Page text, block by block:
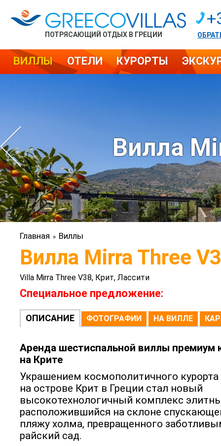
ПОТРЯСАЮЩИЙ ОТДЫХ В ГРЕЦИИ
ВИЛЛЫ ОТЕЛИ КУРОРТЫ
Вилла
Главная » Виллы
Вилла Mirra Three
Villa Mirra Three V38, Крит, Лассити
Специальное предложение:
ОПИСАНИЕ ФОТОГРАФИИ НА ВИЛЛЕ
Аренда шестиспальной виллы премиум
на Крите
Украшением космополитичного
на острове Крит в Греции стал новый
высокотехнологичный комплекс
расположившийся на склоне
пляжу холма, превращенного
райский сад.